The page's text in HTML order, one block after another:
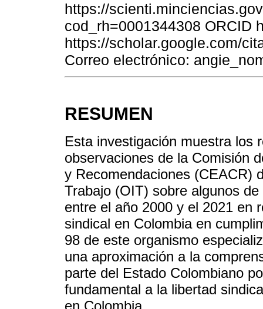
https://
cod_rh=0001344308 ORCID
https://scholar.google.com/
Correo electrónico:
RESUMEN
Esta investigación muestra los
observaciones de la Comisión
y Recomendaciones (CEACR)
Trabajo (OIT) sobre algunos
entre el año 2000 y el 2021 en
sindical en Colombia en
98 de este organismo
una aproximación a la
parte del Estado Colombiano
fundamental a la libertad